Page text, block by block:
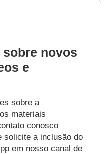
sobre novos
e
sobre a
materiais
conosco
solicite a inclusão do
em nosso canal de